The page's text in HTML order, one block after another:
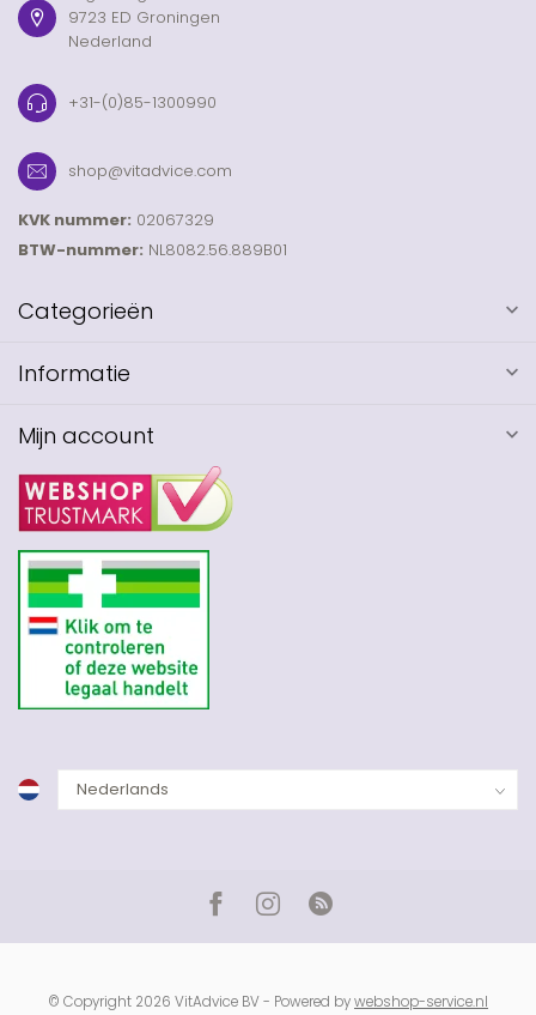
9723 ED Groningen
Nederland
+31-(0)85-1300990
shop@vitadvice.com
KVK nummer: 02067329
BTW-nummer: NL8082.56.889B01
Categorieën
Informatie
Mijn account
© Copyright 2026 VitAdvice BV - Powered bywebshop-service.nl